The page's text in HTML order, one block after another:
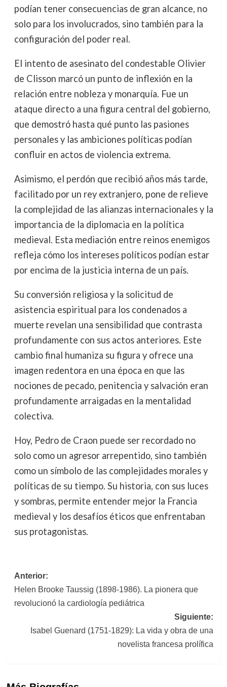
podían tener consecuencias de gran alcance, no
solo para los involucrados, sino también para la
configuración del poder real.
El intento de asesinato del condestable Olivier
de Clisson marcó un punto de inflexión en la
relación entre nobleza y monarquía. Fue un
ataque directo a una figura central del gobierno,
que demostró hasta qué punto las pasiones
personales y las ambiciones políticas podían
confluir en actos de violencia extrema.
Asimismo, el perdón que recibió años más tarde,
facilitado por un rey extranjero, pone de relieve
la complejidad de las alianzas internacionales y la
importancia de la diplomacia en la política
medieval. Esta mediación entre reinos enemigos
refleja cómo los intereses políticos podían estar
por encima de la justicia interna de un país.
Su conversión religiosa y la solicitud de
asistencia espiritual para los condenados a
muerte revelan una sensibilidad que contrasta
profundamente con sus actos anteriores. Este
cambio final humaniza su figura y ofrece una
imagen redentora en una época en que las
nociones de pecado, penitencia y salvación eran
profundamente arraigadas en la mentalidad
colectiva.
Hoy, Pedro de Craon puede ser recordado no
solo como un agresor arrepentido, sino también
como un símbolo de las complejidades morales y
políticas de su tiempo. Su historia, con sus luces
y sombras, permite entender mejor la Francia
medieval y los desafíos éticos que enfrentaban
sus protagonistas.
Navegación
de
Anterior:
Helen Brooke Taussig (1898-1986). La pionera que
revolucionó la cardiología pediátrica
Siguiente:
Isabel Guenard (1751-1829): La vida y obra de una
novelista francesa prolífica